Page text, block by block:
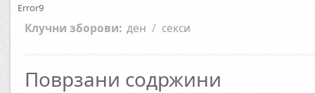
Error9
Клучни зборови: ден / секси
Поврзани содржини